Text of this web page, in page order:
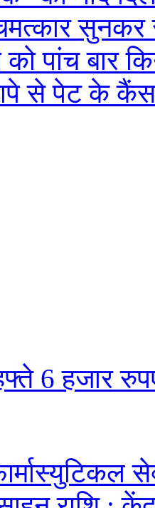
सुनकर
पांच बार
से पेट के
6 हजार